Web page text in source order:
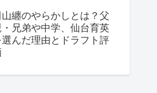
山纏のやらかしとは？父
兄弟や中学、仙台育英
選んだ理由とドラフト評